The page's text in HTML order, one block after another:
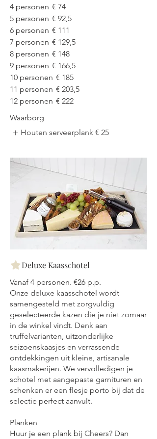
4 personen € 74
5 personen € 92,5
6 personen € 111
7 personen € 129,5
8 personen € 148
9 personen € 166,5
10 personen € 185
11 personen € 203,5
12 personen € 222
Waarborg
Houten serveerplank € 25
Deluxe Kaasschotel
Vanaf 4 personen. €26 p.p.
Onze deluxe kaasschotel wordt
samengesteld met zorgvuldig
geselecteerde kazen die je niet zomaar
in de winkel vindt. Denk aan
truffelvarianten, uitzonderlijke
seizoenskaasjes en verrassende
ontdekkingen uit kleine, artisanale
kaasmakerijen. We vervolledigen je
schotel met aangepaste garnituren en
schenken er een flesje porto bij dat de
selectie perfect aanvult.
Planken
Huur je een plank bij Cheers? Dan